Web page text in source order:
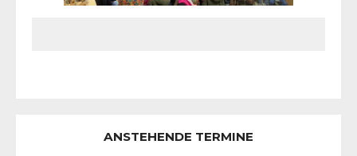
ANSTEHENDE TERMINE